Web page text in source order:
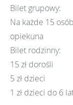
Bilet grupowy:
Na każde 15
opiekuna
Bilet rodzinny:
15 zł dorośli
5 zł dzieci
1 zł dzieci do 6